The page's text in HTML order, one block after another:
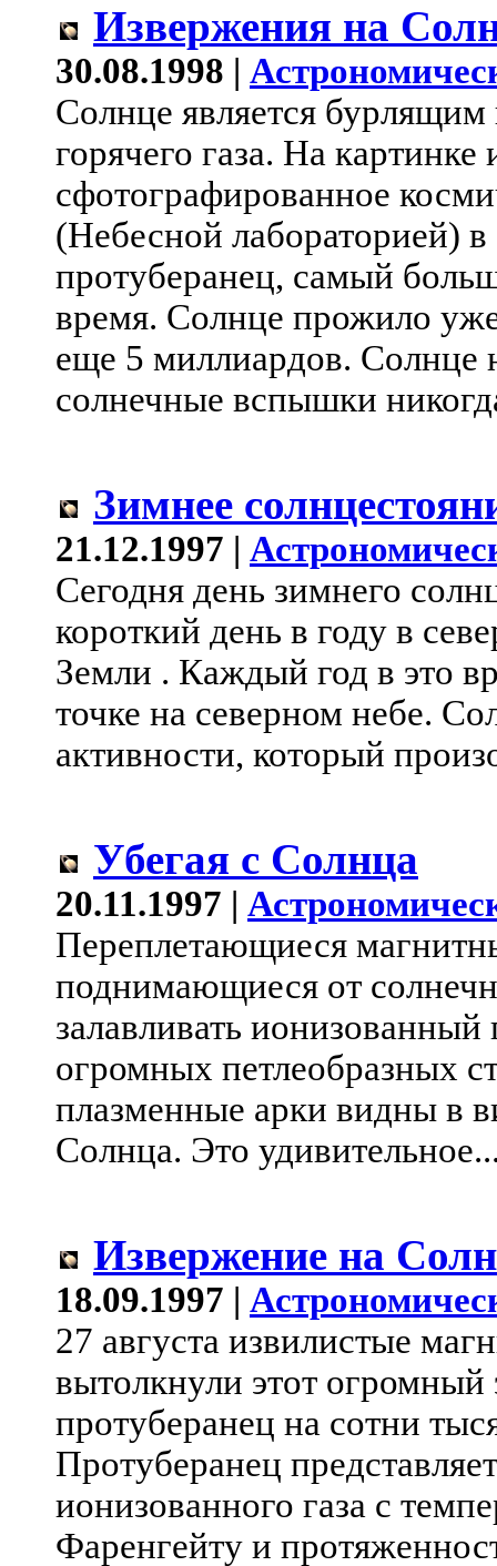
Извержения на
30.08.1998 |
Солнце является
горячего газа. На
сфотографированное
(Небесной лабораторией)
протуберанец, самый
время. Солнце прожило
еще 5 миллиардов. Солнце
солнечные вспышки
Зимнее
21.12.1997 |
Сегодня день зимнего
короткий день в году в
Земли . Каждый год в это
точке на северном небе.
активности, который
Убегая с Солнца
20.11.1997 |
Переплетающиеся
поднимающиеся от
залавливать ионизованный
огромных петлеобразных
плазменные арки видны в
Солнца. Это
Извержение на
18.09.1997 |
27 августа извилистые
вытолкнули этот
протуберанец на сотни
Протуберанец
ионизованного газа с
Фаренгейту и